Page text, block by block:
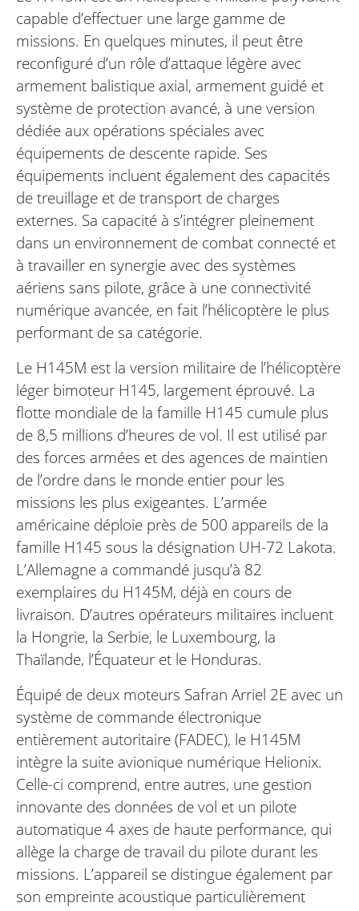
capable d’effectuer une large gamme de
missions. En quelques minutes, il peut être
reconfiguré d’un rôle d’attaque légère avec
armement balistique axial, armement guidé et
système de protection avancé, à une version
dédiée aux opérations spéciales avec
équipements de descente rapide. Ses
équipements incluent également des capacités
de treuillage et de transport de charges
externes. Sa capacité à s’intégrer pleinement
dans un environnement de combat connecté et
à travailler en synergie avec des systèmes
aériens sans pilote, grâce à une connectivité
numérique avancée, en fait l’hélicoptère le plus
performant de sa catégorie.
Le H145M est la version militaire de l’hélicoptère
léger bimoteur H145, largement éprouvé. La
flotte mondiale de la famille H145 cumule plus
de 8,5 millions d’heures de vol. Il est utilisé par
des forces armées et des agences de maintien
de l’ordre dans le monde entier pour les
missions les plus exigeantes. L’armée
américaine déploie près de 500 appareils de la
famille H145 sous la désignation UH-72 Lakota.
L’Allemagne a commandé jusqu’à 82
exemplaires du H145M, déjà en cours de
livraison. D’autres opérateurs militaires incluent
la Hongrie, la Serbie, le Luxembourg, la
Thaïlande, l’Équateur et le Honduras.
Équipé de deux moteurs Safran Arriel 2E avec un
système de commande électronique
entièrement autoritaire (FADEC), le H145M
intègre la suite avionique numérique Helionix.
Celle-ci comprend, entre autres, une gestion
innovante des données de vol et un pilote
automatique 4 axes de haute performance, qui
allège la charge de travail du pilote durant les
missions. L’appareil se distingue également par
son empreinte acoustique particulièrement